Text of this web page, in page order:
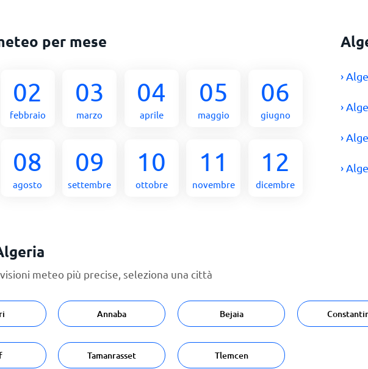
per mese
02
febbraio
03
marzo
04
aprile
05
maggio
06
giugno
08
agosto
09
settembre
10
ottobre
11
novembre
12
dicembre
›
›
›
›
meteo più precise, seleziona una città
Annaba Bejaia
Tamanrasset Tlemcen